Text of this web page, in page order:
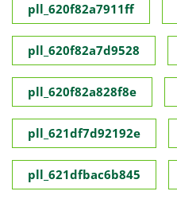
pll_620f82a7911ff
pll_620f82a7d9528
pll_620f82a828f8e
pll_621df7d92192e
pll_621dfbac6b845